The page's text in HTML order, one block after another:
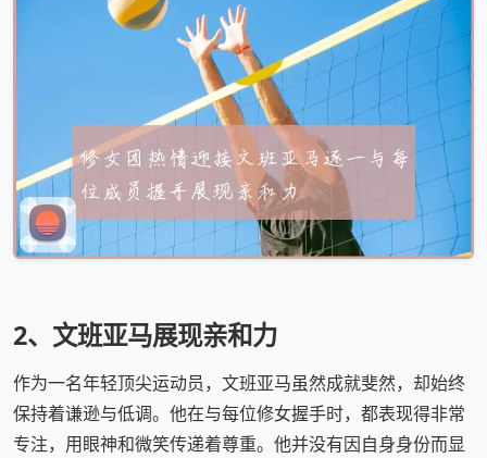
2、文班亚马展现亲和力
作为一名年轻顶尖运动员，文班亚马虽然成就斐然，却始终
保持着谦逊与低调。他在与每位修女握手时，都表现得非常
专注，用眼神和微笑传递着尊重。他并没有因自身身份而显